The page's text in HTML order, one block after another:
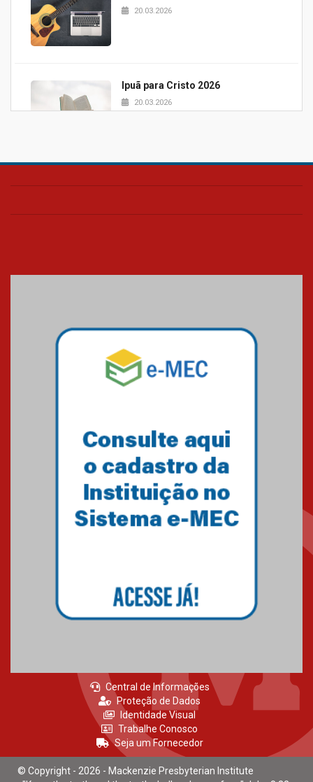
20.03.2026
Ipuã para Cristo 2026
20.03.2026
Blessing Kids 2026
23.03.2026
Amigos do IPCB
24.03.2026
Central de Informações
Proteção de Dados
Identidade Visual
Trabalhe Conosco
Seja um Fornecedor
© Copyright - 2026 - Mackenzie Presbyterian Institute